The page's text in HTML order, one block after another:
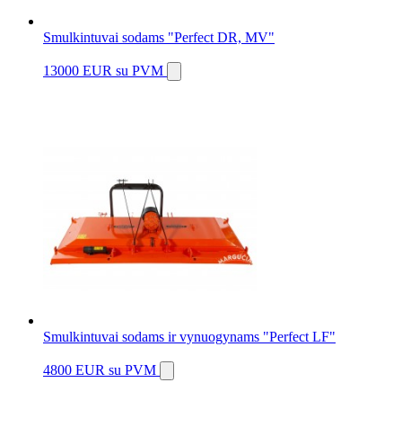
Smulkintuvai sodams "Perfect DR, MV"
13000 EUR su PVM
Smulkintuvai sodams ir vynuogynams "Perfect LF"
4800 EUR su PVM